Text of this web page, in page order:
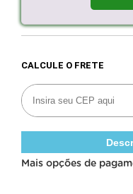
Mais opções de